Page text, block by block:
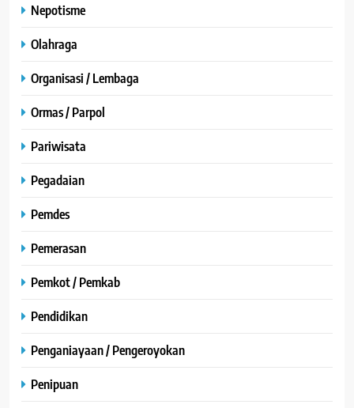
Nepotisme
Olahraga
Organisasi / Lembaga
Ormas / Parpol
Pariwisata
Pegadaian
Pemdes
Pemerasan
Pemkot / Pemkab
Pendidikan
Penganiayaan / Pengeroyokan
Penipuan